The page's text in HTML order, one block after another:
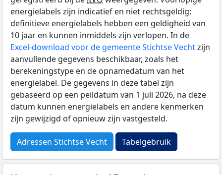
energielabels zijn indicatief en niet rechtsgeldig;
definitieve energielabels hebben een geldigheid van
10 jaar en kunnen inmiddels zijn verlopen. In de
Excel-download voor de gemeente Stichtse Vechtzijn
aanvullende gegevens beschikbaar, zoals het
berekeningstype en de opnamedatum van het
energielabel. De gegevens in deze tabel zijn
gebaseerd op een peildatum van 1 juli 2026, na deze
datum kunnen energielabels en andere kenmerken
zijn gewijzigd of opnieuw zijn vastgesteld.
Adressen Stichtse Vecht Tabelgebruik